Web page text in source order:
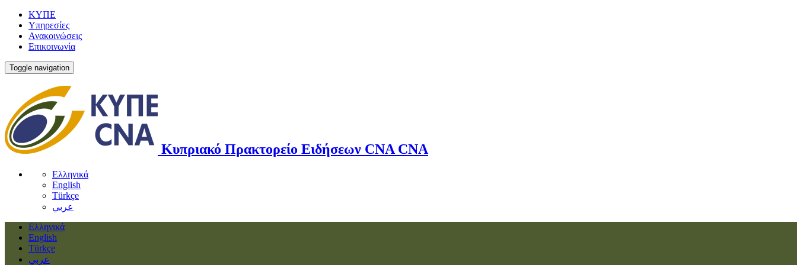
ΚΥΠΕ
Υπηρεσίες
Ανακοινώσεις
Επικοινωνία
Toggle navigation
Κυπριακό Πρακτορείο Ειδήσεων CNA CNA
Ελληνικά
English
Türkçe
عربي
Ελληνικά
English
Türkçe
عربي